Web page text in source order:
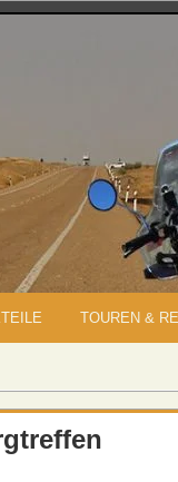
TOUREN &